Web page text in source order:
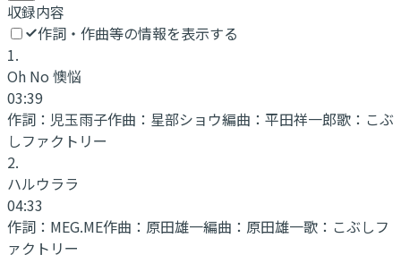
収録内容
作詞・作曲等の情報を表示する
1.
Oh No 懊悩
03:39
作詞： 児玉雨子作曲： 星部ショウ編曲： 平田祥一郎歌： こぶ
しファクトリー
2.
ハルウララ
04:33
作詞： MEG.ME作曲： 原田雄一編曲： 原田雄一歌： こぶしフ
ァクトリー